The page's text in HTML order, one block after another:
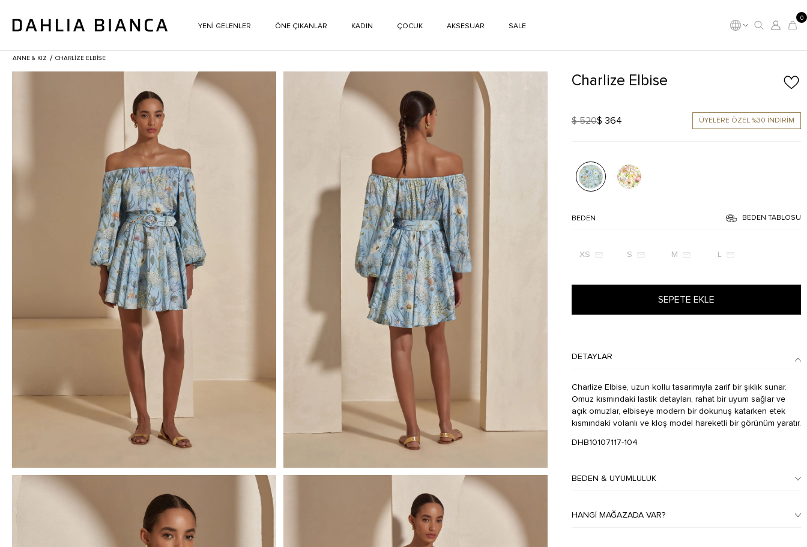
YENİ GELENLER ÖNE ÇIKANLAR KADIN ÇOCUK AKSESUAR SALE
0
ANNE & KIZ / CHARLIZE ELBISE
Charlize Elbise
$ 520$ 364 ÜYELERE ÖZEL %30 İNDİRİM
BEDEN BEDEN TABLOSU
XS S M L
SEPETE EKLE
DETAYLAR
Charlize Elbise, uzun kollu tasarımıyla zarif bir şıklık sunar.
Omuz kısmındaki lastik detayları, rahat bir uyum sağlar ve
açık omuzlar, elbiseye modern bir dokunuş katarken etek
kısmındaki volanlı ve kloş model hareketli bir görünüm yaratır.
DHB10107117-104
BEDEN & UYUMLULUK
HANGI MAĞAZADA VAR?